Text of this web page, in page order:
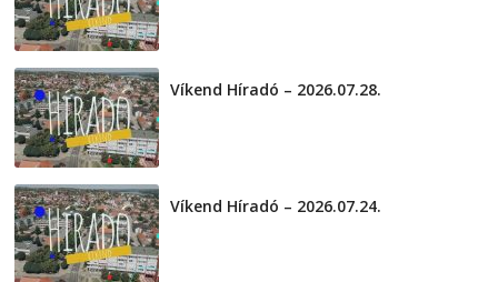
Víkend Híradó – 2026.07.28.
Víkend Híradó – 2026.07.24.